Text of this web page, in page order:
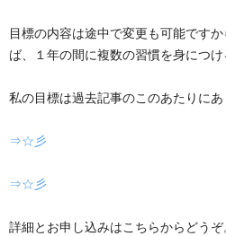
目標の内容は途中で変更も可能です
ば、１年の間に複数の習慣を身につ
私の目標は過去記事のこのあたりにあ
⇒☆彡
⇒☆彡
詳細とお申し込みはこちらからどうぞ